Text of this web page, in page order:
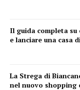
Il guida completa
e lanciare una casa
La Strega di
nel nuovo shopping